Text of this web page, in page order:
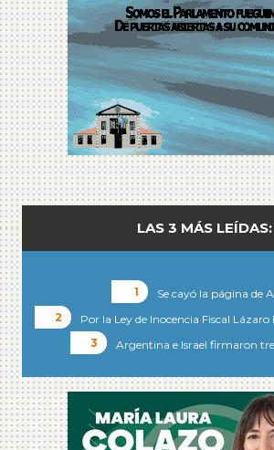
LAS 3 MÁS LEÍDAS:
Se cayó la página de
Por la Ley de Inocencia Fiscal Lázaro
Argentina e Israel firmaron